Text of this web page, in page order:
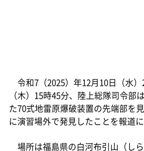
令和7（2025）年12月10日（水）
（木）15時45分、陸上総隊司令部
た70式地雷原爆破装置の先端部を
に演習場外で発見したことを報道に
場所は福島県の白河布引山（し